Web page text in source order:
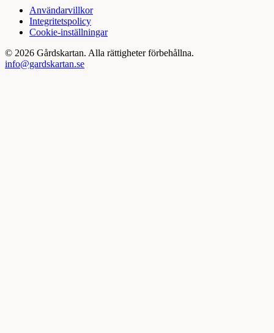
Användarvillkor
Integritetspolicy
Cookie-inställningar
© 2026 Gårdskartan. Alla rättigheter förbehållna.
info@gardskartan.se